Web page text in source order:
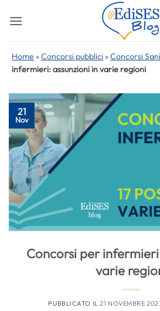
Home »Concorsi pubblici »Concorsi
infermieri: assunzioni in varie regioni
21
Nov
Concorsi per
varie
PUBBLICATO IL21 NOVEMBRE